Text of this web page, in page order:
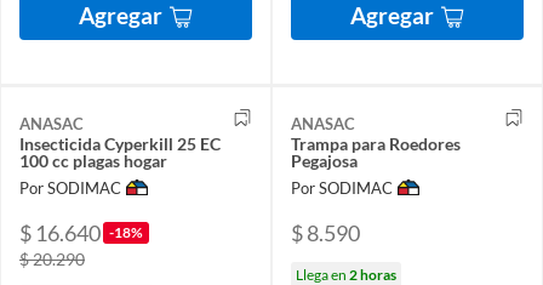
Agregar Agregar
ANASAC
Insecticida Cyperkill 25 EC
100 cc plagas hogar
Por SODIMAC
$ 16.640 -18%
$ 20.290
ANASAC
Trampa para Roedores
Pegajosa
Por SODIMAC
$ 8.590
Llega en 2 horas